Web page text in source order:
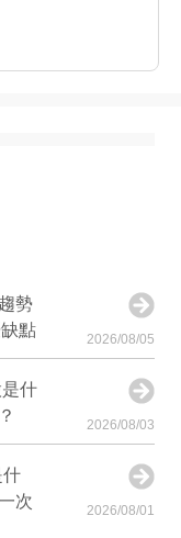
勢
點
2026/08/05
什
2026/08/03
什
次
2026/08/01